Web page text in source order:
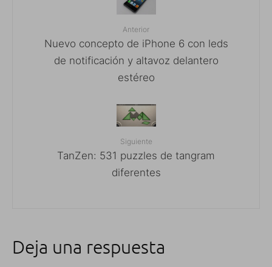
Anterior
Nuevo concepto de iPhone 6 con leds
de notificación y altavoz delantero
estéreo
Siguiente
TanZen: 531 puzzles de tangram
diferentes
Deja una respuesta